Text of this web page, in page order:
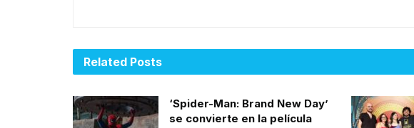
Related Posts
‘Spider-Man: Brand New Day’
se convierte en la película